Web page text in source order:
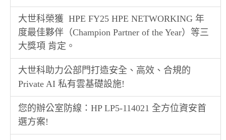
大世科榮獲 HPE FY25 HPE NETWORKING 年
度最佳夥伴（Champion Partner of the Year）等三
大獎項 肯定。
大世科助力公部門打造安全、高效、合規的
Private AI 私有雲基礎設施!
您的辦公室防線：HP LP5-114021 全方位資安首
選方案!